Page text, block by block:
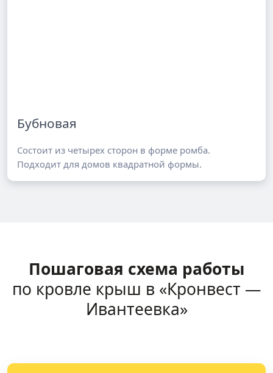
Бубновая
Состоит из четырех сторон в форме ромба.
Подходит для домов квадратной формы.
Пошаговая схема работы
по кровле крыш в «Кронвест —
Ивантеевка»